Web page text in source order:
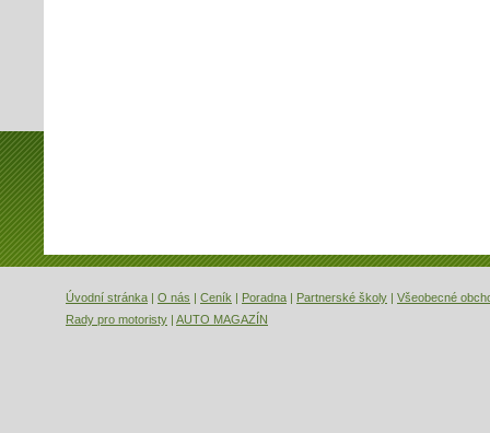
Úvodní stránka | O nás | Ceník | Poradna | Partnerské školy | Všeobecné
Rady pro motoristy | AUTO MAGAZÍN